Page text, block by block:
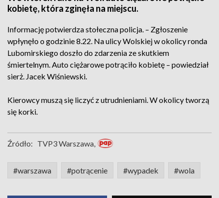
kobietę, która zginęła na miejscu.
Informację potwierdza stołeczna policja. – Zgłoszenie
wpłynęło o godzinie 8.22. Na ulicy Wolskiej w okolicy ronda
Lubomirskiego doszło do zdarzenia ze skutkiem
śmiertelnym. Auto ciężarowe potrąciło kobietę – powiedział
sierż. Jacek Wiśniewski.
Kierowcy muszą się liczyć z utrudnieniami. W okolicy tworzą
się korki.
Źródło: TVP3 Warszawa,
#warszawa #potrącenie #wypadek #wola